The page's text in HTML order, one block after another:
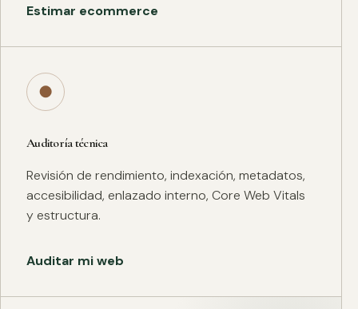
Estimar ecommerce
●
Auditoría técnica
Revisión de rendimiento, indexación, metadatos,
accesibilidad, enlazado interno, Core Web Vitals
y estructura.
Auditar mi web